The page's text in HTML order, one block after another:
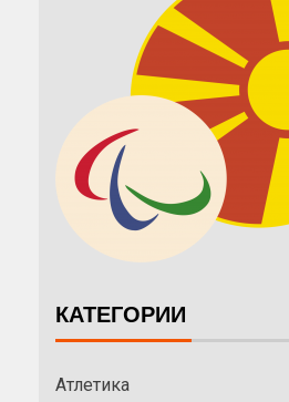
КАТЕГОРИИ
Атлетика